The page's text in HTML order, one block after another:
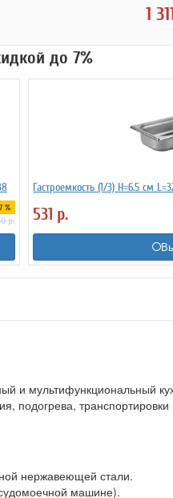
1
до 7%
%
р.
Гастроемкость (1/3) H=6.5 см
531 р.
и мультифункциональный
подогрева, транспортировки
нержавеющей стали.
машине).